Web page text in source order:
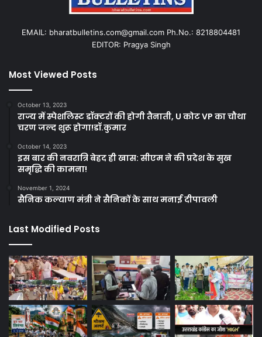
EMAIL: bharatbulletins.com@gmail.com Ph.No.: 8218804481
EDITOR: Pragya Singh
Most Viewed Posts
October 13, 2023
राज्य में स्पेशलिस्ट डॉक्टरों की होगी तैनाती, U कोट VP का चौथा
चरण जल्द शुरू होगा!डॉ.कुमार
October 14, 2023
इस बार की नवरात्रि बेहद ही खास: सीएम ने की प्रदेश के सुख
समृद्धि की कामना!
November 1, 2024
सैनिक कल्याण मंत्री ने सैनिकों के साथ मनाई दीपावली
Last Modified Posts